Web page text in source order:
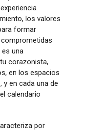
los valores
formar
es una
corazonista,
en los espacios
en cada una de
calendario
por